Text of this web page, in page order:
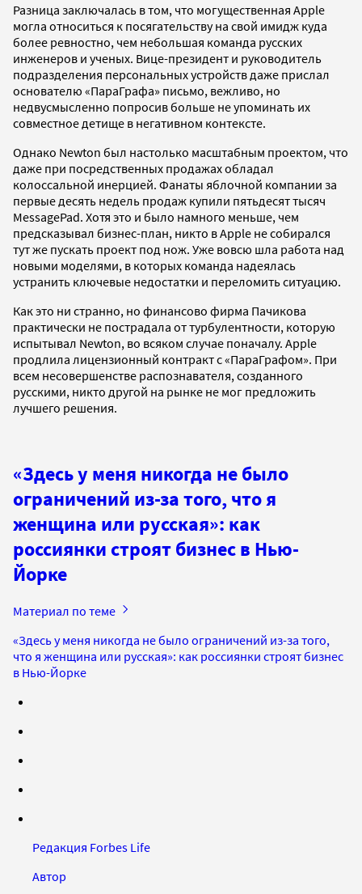
Разница заключалась в том, что могущественная Apple
могла относиться к посягательству на свой имидж куда
более ревностно, чем небольшая команда русских
инженеров и ученых. Вице-президент и руководитель
подразделения персональных устройств даже прислал
основателю «ПараГрафа» письмо, вежливо, но
недвусмысленно попросив больше не упоминать их
совместное детище в негативном контексте.
Однако Newton был настолько масштабным проектом, что
даже при посредственных продажах обладал
колоссальной инерцией. Фанаты яблочной компании за
первые десять недель продаж купили пятьдесят тысяч
MessagePad. Хотя это и было намного меньше, чем
предсказывал бизнес-план, никто в Apple не собирался
тут же пускать проект под нож. Уже вовсю шла работа над
новыми моделями, в которых команда надеялась
устранить ключевые недостатки и переломить ситуацию.
Как это ни странно, но финансово фирма Пачикова
практически не пострадала от турбулентности, которую
испытывал Newton, во всяком случае поначалу. Apple
продлила лицензионный контракт с «ПараГрафом». При
всем несовершенстве распознавателя, созданного
русскими, никто другой на рынке не мог предложить
лучшего решения.
«Здесь у меня никогда не было
ограничений из-за того, что я
женщина или русская»: как
россиянки строят бизнес в Нью-
Йорке
Материал по теме
«Здесь у меня никогда не было ограничений из-за того,
что я женщина или русская»: как россиянки строят бизнес
в Нью-Йорке
Редакция Forbes Life
Автор